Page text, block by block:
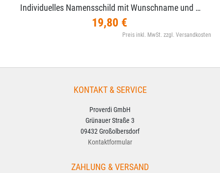
Individuelles Namensschild mit Wunschname und …
19,80 €
Preis inkl. MwSt. zzgl. Versandkosten
KONTAKT & SERVICE
Proverdi GmbH
Grünauer Straße 3
09432 Großolbersdorf
Kontaktformular
ZAHLUNG & VERSAND